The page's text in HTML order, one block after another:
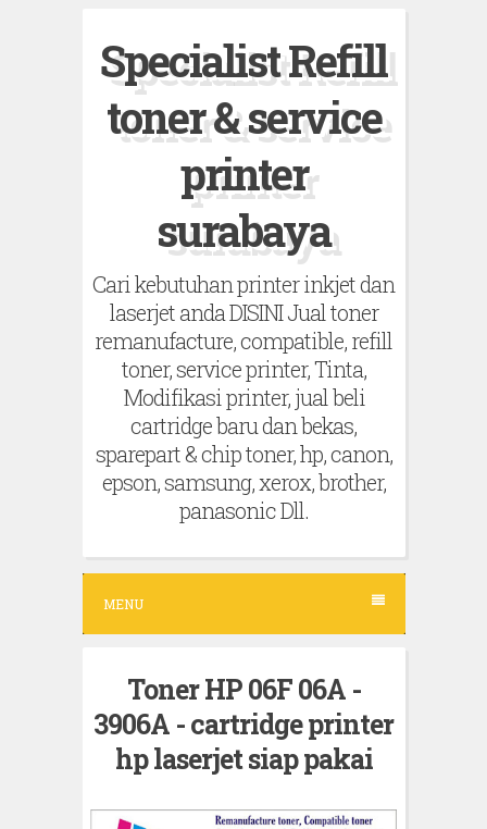
n
Specialist Refill
toner & service
printer
surabaya
Cari kebutuhan printer inkjet dan
laserjet anda DISINI Jual toner
remanufacture, compatible, refill
toner, service printer, Tinta,
Modifikasi printer, jual beli
cartridge baru dan bekas,
sparepart & chip toner, hp, canon,
epson, samsung, xerox, brother,
panasonic Dll.
MENU
Toner HP 06F 06A -
3906A - cartridge printer
hp laserjet siap pakai